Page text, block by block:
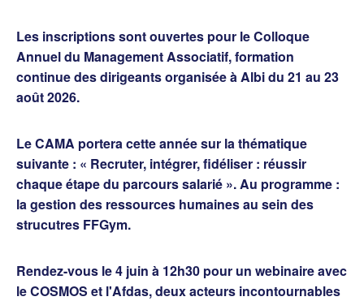
Les inscriptions sont ouvertes pour le Colloque
Annuel du Management Associatif, formation
continue des dirigeants organisée à Albi du 21 au 23
août 2026.
Le CAMA portera cette année sur la thématique
suivante : « Recruter, intégrer, fidéliser : réussir
chaque étape du parcours salarié ». Au programme :
la gestion des ressources humaines au sein des
strucutres FFGym.
Rendez-vous le 4 juin à 12h30 pour un webinaire avec
le COSMOS et l'Afdas, deux acteurs incontournables